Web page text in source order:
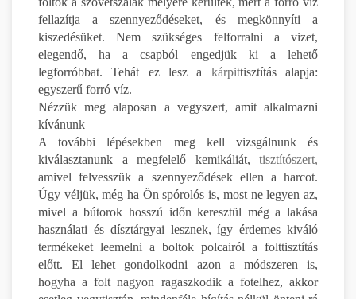
fellazítja a szennyeződéseket, és megkönnyíti a
kiszedésüket. Nem szükséges felforralni a vizet,
elegendő, ha a csapból engedjük ki a lehető
legforróbbat. Tehát ez lesz a kárpittisztítás alapja:
egyszerű forró víz.
Nézzük meg alaposan a vegyszert, amit alkalmazni
kívánunk
A további lépésekben meg kell vizsgálnunk és
kiválasztanunk a megfelelő kemikáliát, tisztítószert,
amivel felvesszük a szennyeződések ellen a harcot.
Úgy véljük, még ha Ön spórolós is, most ne legyen az,
mivel a bútorok hosszú időn keresztül még a lakása
használati és dísztárgyai lesznek, így érdemes kiváló
termékeket leemelni a boltok polcairól a folttisztítás
előtt. El lehet gondolkodni azon a módszeren is,
hogyha a folt nagyon ragaszkodik a fotelhez, akkor